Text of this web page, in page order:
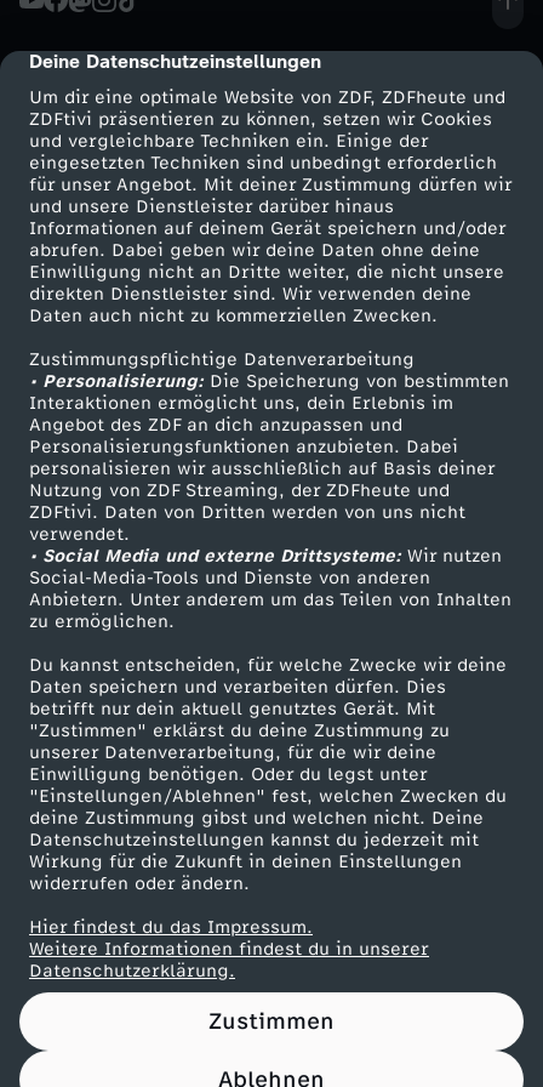
cmp-dialog-description
Deine Datenschutzeinstellungen
Um dir eine optimale Website von ZDF, ZDFheute und
ZDFtivi präsentieren zu können, setzen wir Cookies
und vergleichbare Techniken ein. Einige der
eingesetzten Techniken sind unbedingt erforderlich
für unser Angebot. Mit deiner Zustimmung dürfen wir
und unsere Dienstleister darüber hinaus
Informationen auf deinem Gerät speichern und/oder
abrufen. Dabei geben wir deine Daten ohne deine
Einwilligung nicht an Dritte weiter, die nicht unsere
direkten Dienstleister sind. Wir verwenden deine
Daten auch nicht zu kommerziellen Zwecken.
Zustimmungspflichtige Datenverarbeitung
• Personalisierung:Die Speicherung von bestimmten
Interaktionen ermöglicht uns, dein Erlebnis im
Angebot des ZDF an dich anzupassen und
Personalisierungsfunktionen anzubieten. Dabei
personalisieren wir ausschließlich auf Basis deiner
Nutzung von ZDF Streaming, der ZDFheute und
ZDFtivi. Daten von Dritten werden von uns nicht
verwendet.
• Social Media und externe Drittsysteme:Wir nutzen
Social-Media-Tools und Dienste von anderen
Anbietern. Unter anderem um das Teilen von Inhalten
zu ermöglichen.
Du kannst entscheiden, für welche Zwecke wir deine
Daten speichern und verarbeiten dürfen. Dies
betrifft nur dein aktuell genutztes Gerät. Mit
"Zustimmen" erklärst du deine Zustimmung zu
unserer Datenverarbeitung, für die wir deine
Einwilligung benötigen. Oder du legst unter
"Einstellungen/Ablehnen" fest, welchen Zwecken du
deine Zustimmung gibst und welchen nicht. Deine
Datenschutzeinstellungen kannst du jederzeit mit
Wirkung für die Zukunft in deinen Einstellungen
widerrufen oder ändern.
Hier findest du das Impressum.
Weitere Informationen findest du in unserer
Datenschutzerklärung.
Zustimmen
Ablehnen
a
n
c
e
eH
T
F
R
I
E
D
E
N
!
i
o
n
–
K
o
n
f
l
i
k
t
o
d
r
F
r
c
h
e
n
K
r
i
e
g
u
n
d
F
r
i
e
d
u
t
m
a
c
h
e
r
i
n
e
n
-
s
t
a
.
h
e
n
F
r
i
e
d
e
n
w
o
l
l
n
w
i
i
n
s
t
A
l
l
G
o
d
s
–
D
i
e
G
l
D
i
p
l
o
m
a
t
e
n
l
a
n
d
s
j
o
u
r
n
a
l
f
r
o
n
t
Mehr ZDF
ZDF-Apps
Smart TV
ZDFtext
Livestreams
Sendungen A-Z
TV-Programm
Service
ZDFmitreden
Kontakt zum ZDF
Tickets
Zuschauerservice
Hilfe
ZDF Unternehmen
Karriere
ZDF goes Schule
Werbefernsehen
Mainzelmännchen
Partner